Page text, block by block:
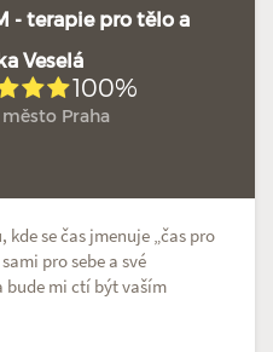
- terapie pro tělo a
Veselá
100%
Praha
se čas jmenuje „čas pro
pro sebe a své
bude mi ctí být vaším